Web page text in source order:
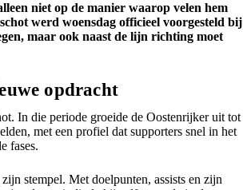
niet op de manier waarop velen hem
werd woensdag officieel voorgesteld bij
maar ook naast de lijn richting moet
opdracht
In die periode groeide de Oostenrijker uit tot
met een profiel dat supporters snel in het
fases.
stempel. Met doelpunten, assists en zijn